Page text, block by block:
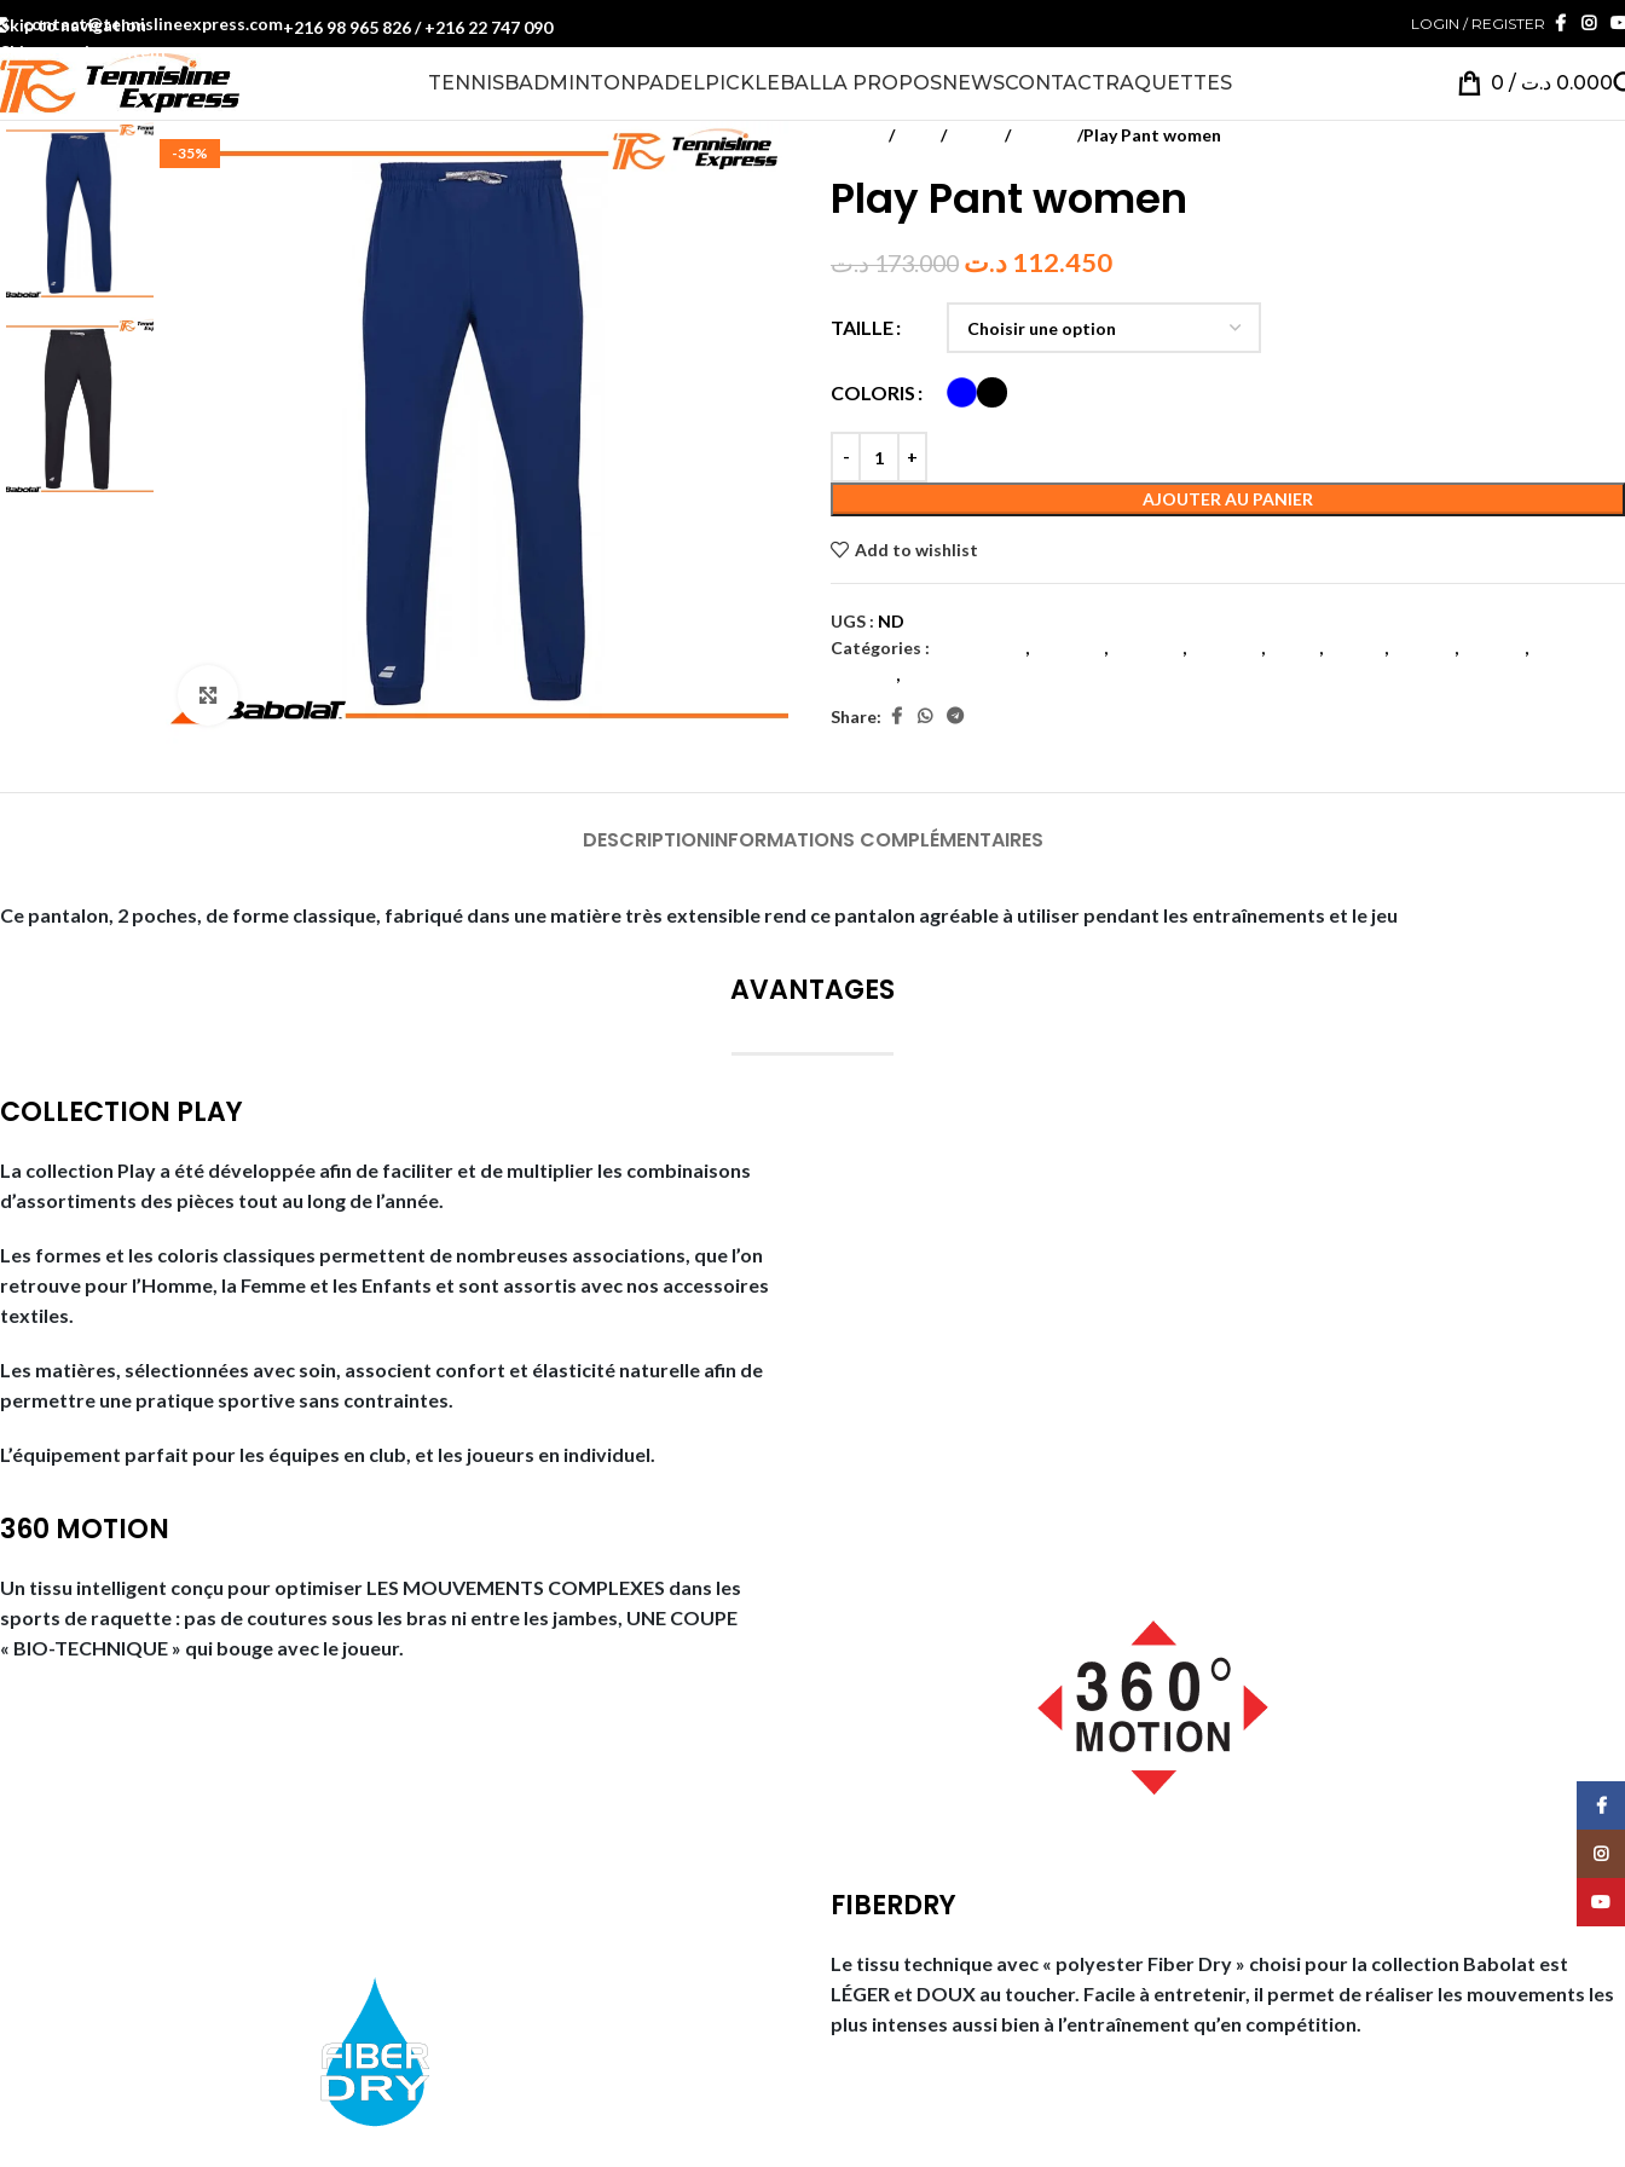
Skip to navigation
Skip to main content
contact@tennislineexpress.com+216 98 965 826/+216 22 747 090 LOGIN / REGISTER
TENNISBADMINTONPADELPICKLEBALLA PROPOSNEWSCONTACTRAQUETTES 0 / 0.000 د.ت
-35%
Padel Textile Femmes Play Pant women
Play Pant women
173.000د.ت 112.450 د.ت
TAILLE
COLORIS
AJOUTER AU PANIER
Add to wishlist
UGS : ND
Catégories :
, , , , , , , ,
,
Share:
DESCRIPTIONINFORMATIONS COMPLÉMENTAIRES
Ce pantalon, 2 poches, de forme classique, fabriqué dans une matière très extensible rend ce pantalon agréable à utiliser pendant les entraînements et le jeu
AVANTAGES
COLLECTION PLAY
La collection Play a été développée afin de faciliter et de multiplier les combinaisons
d’assortiments des pièces tout au long de l’année.
Les formes et les coloris classiques permettent de nombreuses associations, que l’on
retrouve pour l’Homme, la Femme et les Enfants et sont assortis avec nos accessoires
textiles.
Les matières, sélectionnées avec soin, associent confort et élasticité naturelle afin de
permettre une pratique sportive sans contraintes.
L’équipement parfait pour les équipes en club, et les joueurs en individuel.
360 MOTION
Un tissu intelligent conçu pour optimiser LES MOUVEMENTS COMPLEXES dans les
sports de raquette : pas de coutures sous les bras ni entre les jambes, UNE COUPE
« BIO-TECHNIQUE » qui bouge avec le joueur.
FIBERDRY
Le tissu technique avec « polyester Fiber Dry » choisi pour la collection Babolat est
LÉGER et DOUX au toucher. Facile à entretenir, il permet de réaliser les mouvements les
plus intenses aussi bien à l’entraînement qu’en compétition.